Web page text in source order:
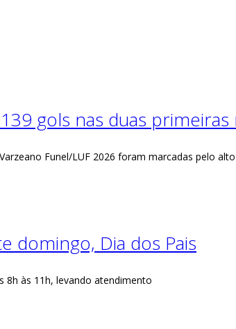
gols nas duas primeiras
Funel/LUF 2026 foram marcadas pelo
domingo, Dia dos Pais
8h às 11h, levando atendimento